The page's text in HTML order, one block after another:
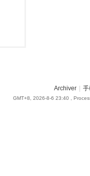
Archiver 手
GMT+8, 2026-8-6 23:40 ,